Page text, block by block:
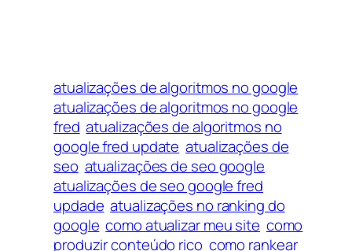
atualizações de algoritmos no google
atualizações de algoritmos no google
fred atualizações de algoritmos no
google fred update atualizações de
seo atualizações de seo google
atualizações de seo google fred
updade atualizações no ranking do
google como atualizar meu site como
produzir conteúdo rico como rankear